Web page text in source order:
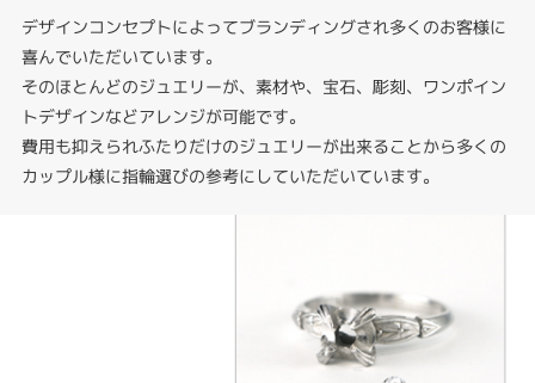
デザインコンセプトによってブランディングされ多くのお客様に
喜んでいただいています。
そのほとんどのジュエリーが、素材や、宝石、彫刻、ワンポイン
トデザインなどアレンジが可能です。
費用も抑えられふたりだけのジュエリーが出来ることから多くの
カップル様に指輪選びの参考にしていただいています。